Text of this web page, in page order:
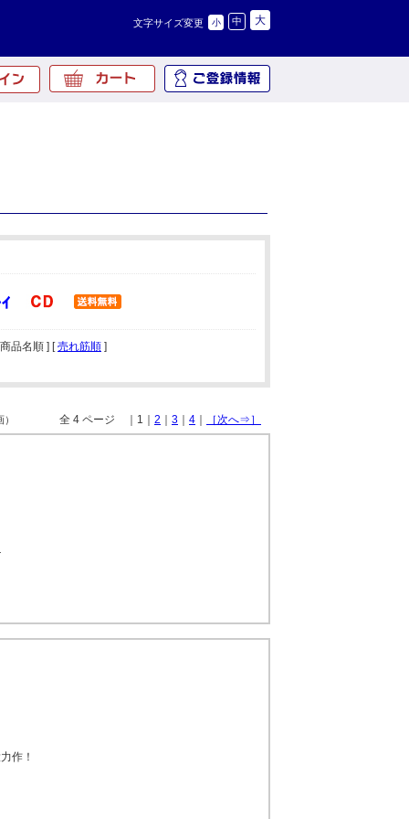
文字サイズ変更 小 中 大
品名順 ] [売れ筋順 ]
全 4 ページ ｜1｜ 2 3 4 ［次へ⇒］
作！